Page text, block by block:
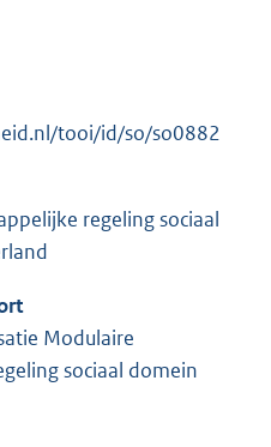
tooi/id/so/so0882
regeling sociaal
Modulaire
sociaal domein